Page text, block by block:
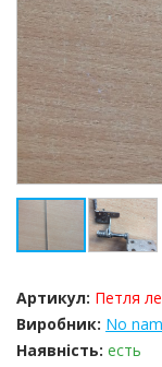
Артикул: Петля
Виробник: No
Наявність: есть